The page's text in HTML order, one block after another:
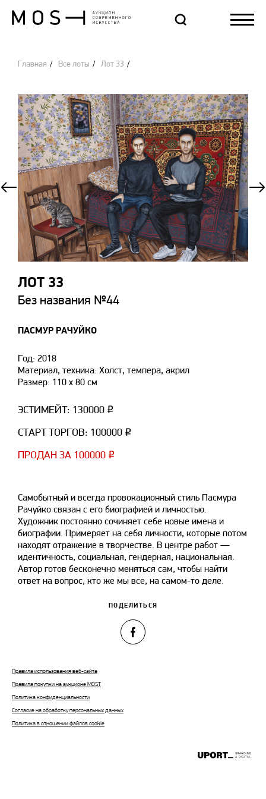
Главная Все лоты Лот 33
ПАСМУР РАЧУЙКО
Без названия №44
ЛОТ 33
Год: 2018
Материал, техника: Холст, темпера, акрил
Размер: 110 x 80 см
ЭСТИМЕЙТ: 130000 ₽
СТАРТ ТОРГОВ: 100000 ₽
ПРОДАН ЗА 100000 ₽
Самобытный и всегда провокационный стиль Пасмура
Рачуйко связан с его биографией и личностью.
Художник постоянно сочиняет себе новые имена и
биографии. Примеряет на себя личности, которые потом
находят отражение в творчестве. В центре работ —
идентичность, социальная, гендерная, национальная.
Автор готов бесконечно меняться сам, чтобы найти
ответ на вопрос, кто же мы все, на самом-то деле.
ПОДЕЛИТЬСЯ
Правила использования веб-сайта
Правила покупки на аукционе MOST
Политика конфиденциальности
Согласие на обработку персональных данных
Политика в отношении файлов cookie